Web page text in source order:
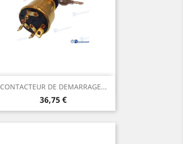
CONTACTEUR DE DEMARRAGE...
Prix
36,75 €
Aperçu rapide